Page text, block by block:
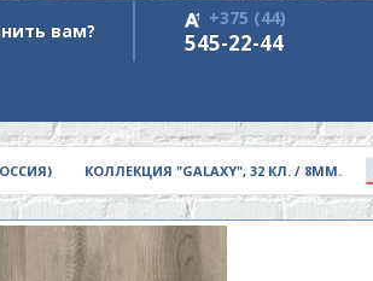
вам?
+375 (44)
545-22-44
КОЛЛЕКЦИЯ "GALAXY", 32 КЛ. / 8ММ.